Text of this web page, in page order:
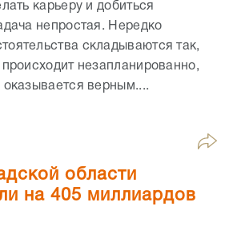
карьеру и добиться
непростая. Нередко
складываются так,
незапланированно,
оказывается верным....
области
на 405 миллиардов